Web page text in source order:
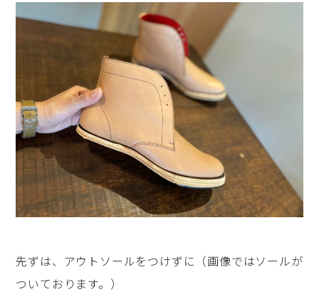
先ずは、アウトソールをつけずに（画像ではソールが
ついております。）